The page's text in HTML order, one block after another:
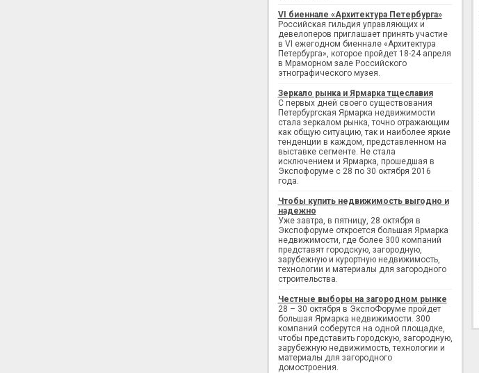
VI биеннале «Архитектура Петербурга»
Российская гильдия управляющих и
девелоперов приглашает принять участие
в VI ежегодном биеннале «Архитектура
Петербурга», которое пройдет 18-24 апреля
в Мраморном зале Российского
этнографического музея.
Зеркало рынка и Ярмарка тщеславия
С первых дней своего существования
Петербургская Ярмарка недвижимости
стала зеркалом рынка, точно отражающим
как общую ситуацию, так и наиболее яркие
тенденции в каждом, представленном на
выставке сегменте. Не стала
исключением и Ярмарка, прошедшая в
Экспофоруме с 28 по 30 октября 2016
года.
Чтобы купить недвижимость выгодно и
надежно
Уже завтра, в пятницу, 28 октября в
Экспофоруме откроется большая Ярмарка
недвижимости, где более 300 компаний
представят городскую, загородную,
зарубежную и курортную недвижимость,
технологии и материалы для загородного
строительства.
Честные выборы на загородном рынке
28 – 30 октября в ЭкспоФоруме пройдет
большая Ярмарка недвижимости. 300
компаний соберутся на одной площадке,
чтобы представить городскую, загородную,
зарубежную недвижимость, технологии и
материалы для загородного
домостроения.